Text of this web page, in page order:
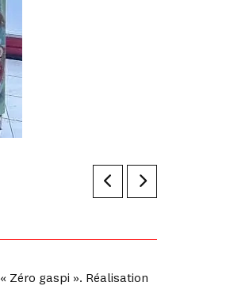
Zéro gaspi ». Réalisation